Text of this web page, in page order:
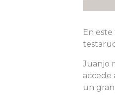
En
Juanjo
accede
un